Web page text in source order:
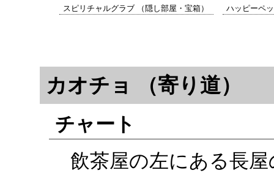
スピリチャルグラブ （隠し部屋・宝箱） ハッピーペ
カオチョ （寄り道）
チャート
飲茶屋の左にある長